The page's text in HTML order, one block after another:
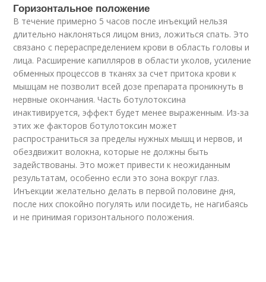
Горизонтальное положение
В течение примерно 5 часов после инъекций нельзя
длительно наклоняться лицом вниз, ложиться спать. Это
связано с перераспределением крови в область головы и
лица. Расширение капилляров в области уколов, усиление
обменных процессов в тканях за счет притока крови к
мышцам не позволит всей дозе препарата проникнуть в
нервные окончания. Часть ботулотоксина
инактивируется, эффект будет менее выраженным. Из-за
этих же факторов ботулотоксин может
распространиться за пределы нужных мышц и нервов, и
обездвижит волокна, которые не должны быть
задействованы. Это может привести к неожиданным
результатам, особенно если это зона вокруг глаз.
Инъекции желательно делать в первой половине дня,
после них спокойно погулять или посидеть, не нагибаясь
и не принимая горизонтального положения.